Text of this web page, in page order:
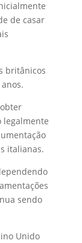
de casar
britânicos
legalmente
italianas.
sendo
Unido